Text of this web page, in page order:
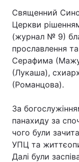
Послуги
Тема
Священний
Церкви
(журнал № 9)
прославлення
Серафима
(Лукаша),
(Романцова).
За
панахиду за
чого були
УПЦ та
Далі були